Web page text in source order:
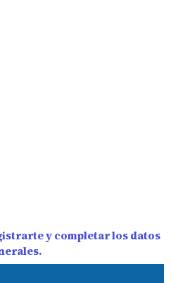
y completar los datos